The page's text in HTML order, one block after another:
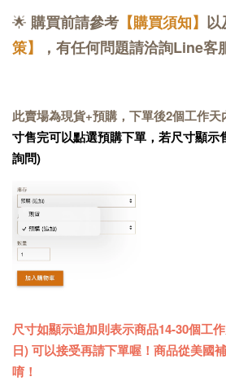
🌟 購買前請參考 【購買須知】 以
策】
，有任何問題請洽詢Line客
此賣場為現貨+預購，下單後2個工作天
寸售完可以點選預購下單，若尺寸顯
詢問)
尺寸如顯示追加則表示商品14-30個工
日) 可以接受再請下單喔！商品從美國
唷！